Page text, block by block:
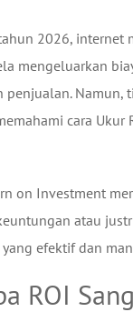
2026, internet
mengeluarkan
penjualan. Namun,
cara Ukur
on Investment
atau
efektif dan
ROI